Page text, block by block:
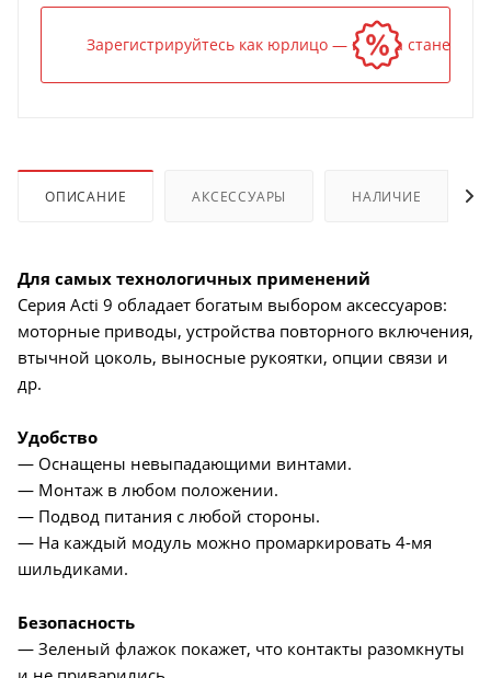
Зарегистрируйтесь как юрлицо — и цена станет
ОПИСАНИЕ АКСЕССУАРЫ НАЛИЧИЕ
Для самых технологичных применений
Серия Acti 9 обладает богатым выбором аксессуаров:
моторные приводы, устройства повторного включения,
втычной цоколь, выносные рукоятки, опции связи и
др.
Удобство
— Оснащены невыпадающими винтами.
— Монтаж в любом положении.
— Подвод питания с любой стороны.
— На каждый модуль можно промаркировать 4-мя
шильдиками.
Безопасность
— Зеленый флажок покажет, что контакты разомкнуты